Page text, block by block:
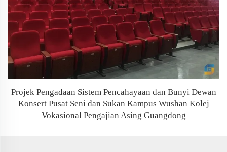
Projek Pengadaan Sistem Pencahayaan dan Bunyi Dewan
Konsert Pusat Seni dan Sukan Kampus Wushan Kolej
Vokasional Pengajian Asing Guangdong